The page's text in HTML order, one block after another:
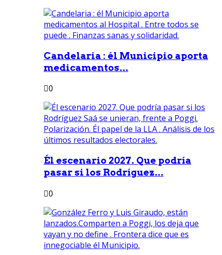
Candelaria : él Municipio aporta
medicamentos...
0
Él escenario 2027. Que podría
pasar si los Rodríguez...
0